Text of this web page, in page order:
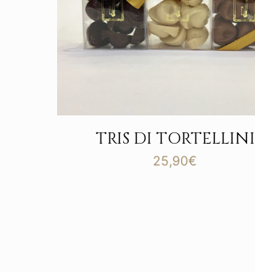
TRIS DI TORTELLINI
25,90€